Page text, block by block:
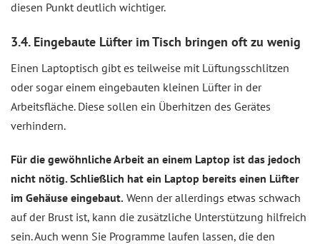
diesen Punkt deutlich wichtiger.
3.4. Eingebaute Lüfter im Tisch bringen oft zu wenig
Einen Laptoptisch gibt es teilweise mit Lüftungsschlitzen
oder sogar einem eingebauten kleinen Lüfter in der
Arbeitsfläche. Diese sollen ein Überhitzen des Gerätes
verhindern.
Für die gewöhnliche Arbeit an einem Laptop ist das jedoch
nicht nötig. Schließlich hat ein Laptop bereits einen Lüfter
im Gehäuse eingebaut. Wenn der allerdings etwas schwach
auf der Brust ist, kann die zusätzliche Unterstützung hilfreich
sein. Auch wenn Sie Programme laufen lassen, die den